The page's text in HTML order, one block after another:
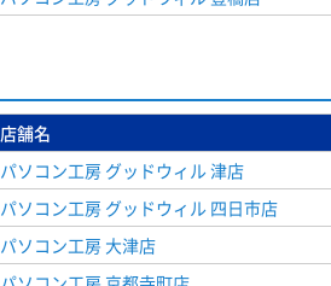
店舗名
パソコン工房 グッドウィル 津店
パソコン工房 グッドウィル 四日市店
パソコン工房 大津店